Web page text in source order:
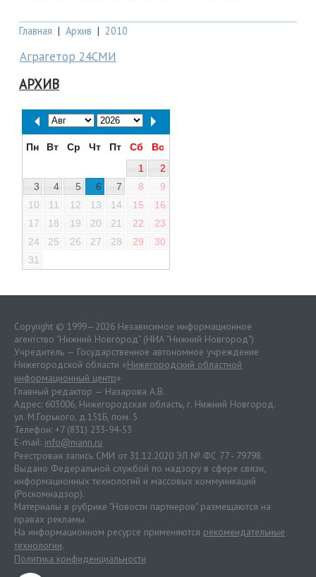
Главная | Архив | 2010
Аграгетор 24СМИ
АРХИВ
Пн Вт Ср Чт Пт Сб
Вс
1
2
3
4 5 6 7 8
9
10
11 12 13 14 15
16
17
18 19 20 21 22
23
24
25 26 27 28 29
30
31
Copyright © 1999—2026 Независимое информационное
агентство "Нижний Новгород" (НИА "Нижний Новгород")
Учредитель — Государственное автономное учреждение
Нижегородской области «Нижегородский областной
информационный центр»
Главный редактор — Назарова А.В.
Адрес: 603006, Нижегородская область, г. Нижний Новгород.
ул. М.Горького, д.151Б, пом. 5
Телефон: +7 (831) 233-94-53
E-mail: info@niann.ru
Реестровая запись СМИ от 31.12.2020 ЭЛ № ФС 77 - 79798.
Выдано Федеральной службой по надзору в сфере связи,
информационных технологий и массовых коммуникаций
(Роскомнадзор).
Материалы в рубрике "Новости партнеров" размещаются на
правах рекламы.
На информационном ресурсе применяются рекомендательные
технологии.
Политика конфиденциальности